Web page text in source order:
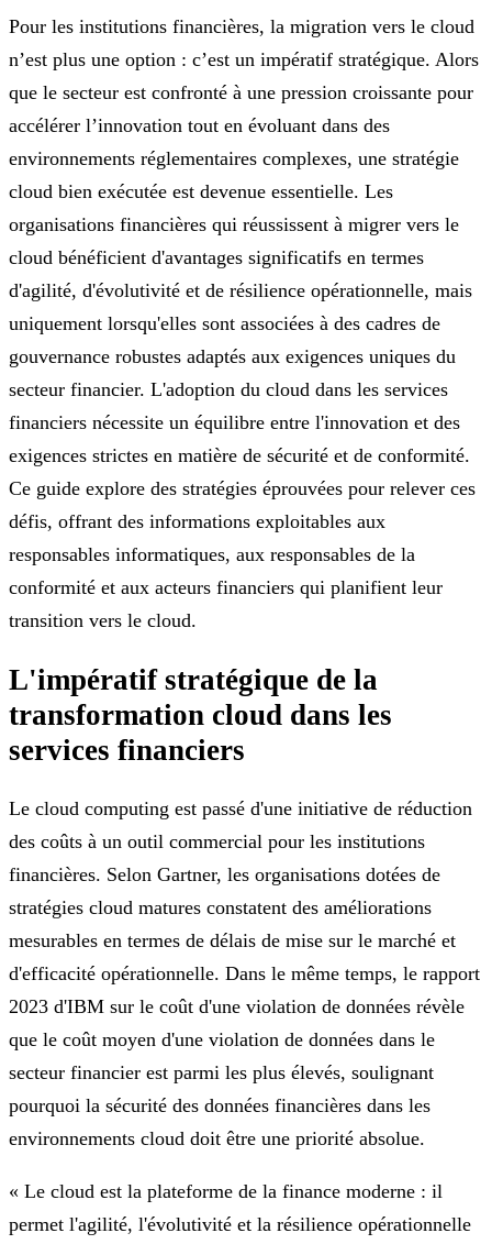
Pour les institutions financières, la migration vers le cloud
n’est plus une option : c’est un impératif stratégique. Alors
que le secteur est confronté à une pression croissante pour
accélérer l’innovation tout en évoluant dans des
environnements réglementaires complexes, une stratégie
cloud bien exécutée est devenue essentielle. Les
organisations financières qui réussissent à migrer vers le
cloud bénéficient d'avantages significatifs en termes
d'agilité, d'évolutivité et de résilience opérationnelle, mais
uniquement lorsqu'elles sont associées à des cadres de
gouvernance robustes adaptés aux exigences uniques du
secteur financier. L'adoption du cloud dans les services
financiers nécessite un équilibre entre l'innovation et des
exigences strictes en matière de sécurité et de conformité.
Ce guide explore des stratégies éprouvées pour relever ces
défis, offrant des informations exploitables aux
responsables informatiques, aux responsables de la
conformité et aux acteurs financiers qui planifient leur
transition vers le cloud.
L'impératif stratégique de la
transformation cloud dans les
services financiers
Le cloud computing est passé d'une initiative de réduction
des coûts à un outil commercial pour les institutions
financières. Selon Gartner, les organisations dotées de
stratégies cloud matures constatent des améliorations
mesurables en termes de délais de mise sur le marché et
d'efficacité opérationnelle. Dans le même temps, le rapport
2023 d'IBM sur le coût d'une violation de données révèle
que le coût moyen d'une violation de données dans le
secteur financier est parmi les plus élevés, soulignant
pourquoi la sécurité des données financières dans les
environnements cloud doit être une priorité absolue.
« Le cloud est la plateforme de la finance moderne : il
permet l'agilité, l'évolutivité et la résilience opérationnelle